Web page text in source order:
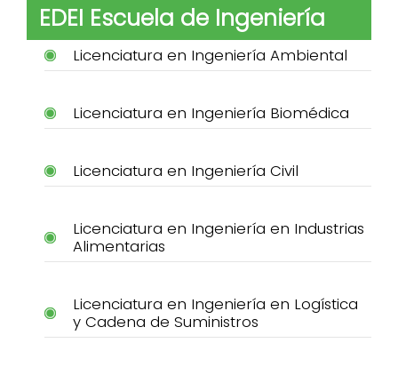
EDEI Escuela de Ingeniería
Licenciatura en Ingeniería Ambiental
Licenciatura en Ingeniería Biomédica
Licenciatura en Ingeniería Civil
Licenciatura en Ingeniería en Industrias
Alimentarias
Licenciatura en Ingeniería en Logística
y Cadena de Suministros